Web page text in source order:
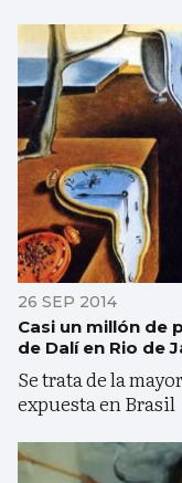
26 SEP 2014
Casi un millón de
de Dalí en Rio de
Se trata de la
expuesta en Brasil